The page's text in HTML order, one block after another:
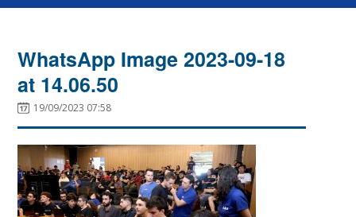
WhatsApp Image 2023-09-18
at 14.06.50
19/09/2023 07:58